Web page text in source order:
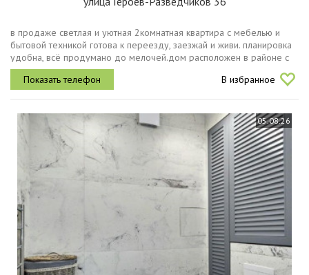
в продаже светлая и уютная 2комнатная квартира с мебелью и
бытовой техникой готова к переезду, заезжай и живи. планировка
удобна, всё продумано до мелочей.дом расположен в районе с
развитой инфраструктурой в шаговой доступности школы, детские
сады...
В избранное
05.08.26